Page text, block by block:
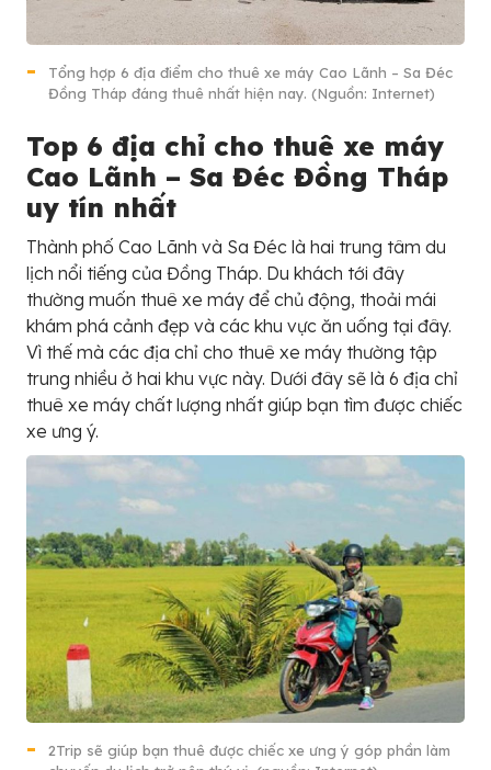
Tổng hợp 6 địa điểm cho thuê xe máy Cao Lãnh – Sa Đéc
Đồng Tháp đáng thuê nhất hiện nay. (Nguồn: Internet)
Top 6 địa chỉ cho thuê xe máy
Cao Lãnh – Sa Đéc Đồng Tháp
uy tín nhất
Thành phố Cao Lãnh và Sa Đéc là hai trung tâm du
lịch nổi tiếng của Đồng Tháp. Du khách tới đây
thường muốn thuê xe máy để chủ động, thoải mái
khám phá cảnh đẹp và các khu vực ăn uống tại đây.
Vì thế mà các địa chỉ cho thuê xe máy thường tập
trung nhiều ở hai khu vực này. Dưới đây sẽ là 6 địa chỉ
thuê xe máy chất lượng nhất giúp bạn tìm được chiếc
xe ưng ý.
2Trip sẽ giúp bạn thuê được chiếc xe ưng ý góp phần làm